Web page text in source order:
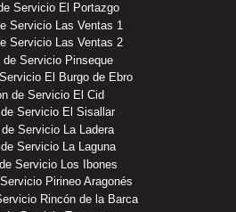
Servicio El Portazgo
Servicio Las Ventas 1
Servicio Las Ventas 2
de Servicio Pinseque
El Burgo de Ebro
de Servicio El Cid
Servicio El Sisallar
Servicio La Ladera
Servicio La Laguna
Servicio Los Ibones
Pirineo Aragonés
Rincón de la Barca